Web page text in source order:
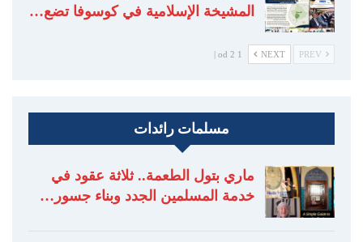
المشيخة الإسلامية في كوسوفا تضع…
NEXT
1 od 2 |
مسلمات رائدات
ماري بتول الطعمة.. ثلاثة عقود في
خدمة المسلمين الجدد وبناء جسور…